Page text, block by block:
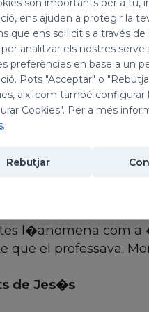
Poc abans de
sant F�lix III, que
a Roma la vig�lia
(Fran�a) al
en qu�
anava
aquesta heretgia.
abra�ar la vida
l�anomena com a
el professava.
de Jes�s
ens ajuden a protegir la
que ens sol·licitis a través
analitzar els nostres
preferències en base a un
Pots "Acceptar" o
així com també
Cookies". Per a més
.
Rebutjar